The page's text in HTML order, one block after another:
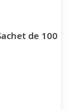
de 100